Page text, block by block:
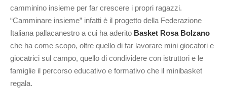
camminino insieme per far crescere i propri ragazzi.
“Camminare insieme” infatti è il progetto della Federazione
Italiana pallacanestro a cui ha aderito Basket Rosa Bolzano
che ha come scopo, oltre quello di far lavorare mini giocatori e
giocatrici sul campo, quello di condividere con istruttori e le
famiglie il percorso educativo e formativo che il minibasket
regala.